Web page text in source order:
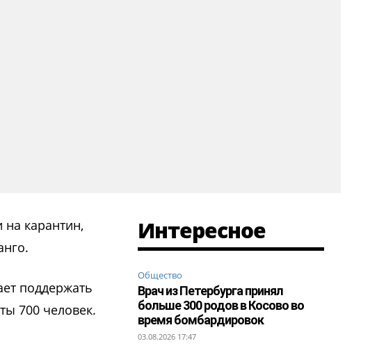
карантин,
поддержать
700 человек.
Интересное
Общество
Врач из Петербурга принял
больше 300 родов в Косово во
время бомбардировок
03.08.2026 17:47